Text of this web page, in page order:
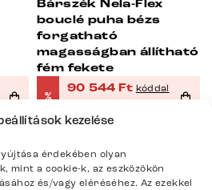
kezelése
érdekében olyan
mint a cookie-k, az eszközökön
és/vagy eléréséhez. Az ezekkel
Bárszék Nela-Flex
bouclé puha bézs
forgatható
magasságban állítható
fém fekete
%
90 544 Ft kóddal
Készleten > 10 db
08.14 – 08.19 Önnél